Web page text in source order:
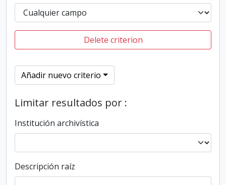
Delete criterion
Añadir nuevo criterio
Limitar resultados por :
Institución archivística
Descripción raíz